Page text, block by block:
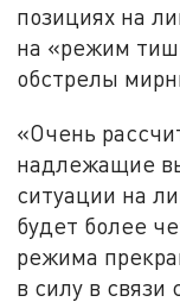
позициях на
на «режим
обстрелы
«Очень
надлежащие
ситуации на
будет более
режима
в силу в